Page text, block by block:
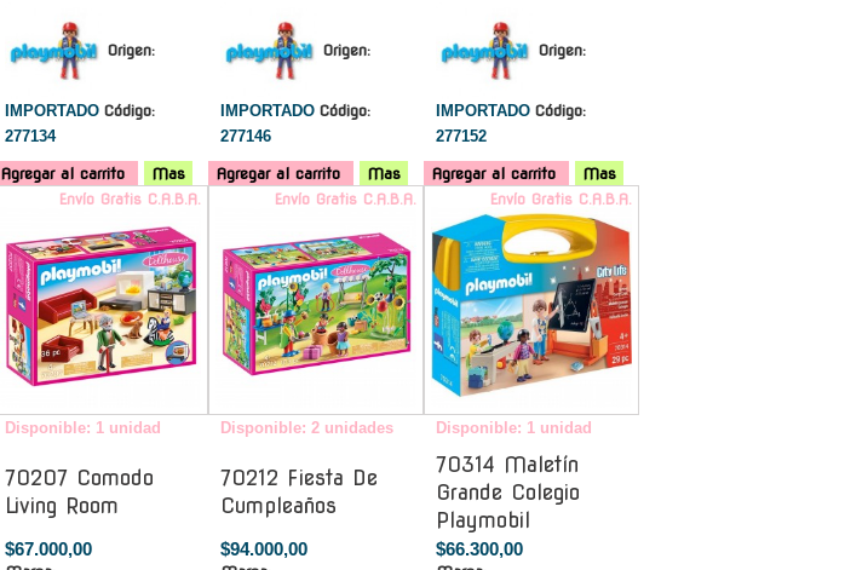
Origen:
IMPORTADO Código:
277134
Agregar al carrito Mas
Origen:
IMPORTADO Código:
277146
Agregar al carrito Mas
Origen:
IMPORTADO Código:
277152
Agregar al carrito
Mas
Envío Gratis C.A.B.A.
Disponible: 1 unidad
70207 Comodo
Living Room
$67.000,00
Envío Gratis C.A.B.A.
Disponible: 2 unidades
70212 Fiesta De
Cumpleaños
$94.000,00
Envío Gratis C.A.B.A.
Disponible: 1 unidad
70314 Maletín
Grande Colegio
Playmobil
$66.300,00